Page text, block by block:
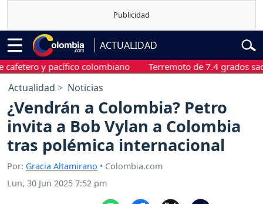
ACTUALIDAD
y pacífico colombiano Terremoto de 7.4 grados
Actualidad Noticias
¿Vendrán a Colombia? Petro
invita a Bob Vylan a Colombia
tras polémica internacional
Por: Gracia Altamirano • Colombia.com
Lun, 30 Jun 2025 7:52 pm